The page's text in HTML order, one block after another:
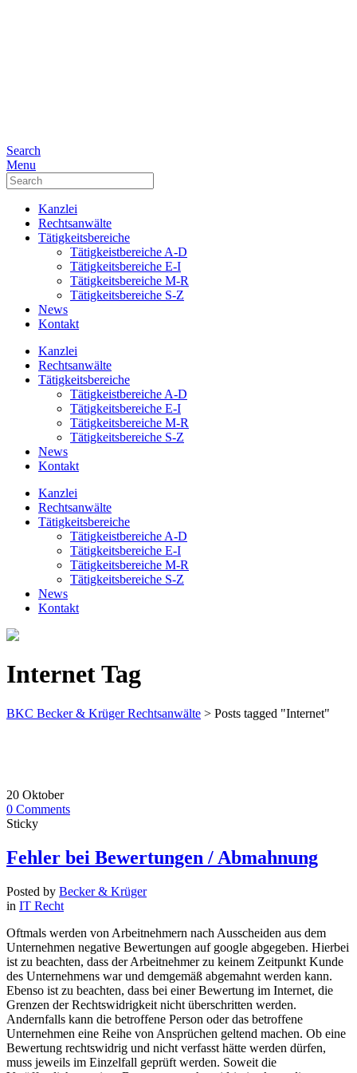
Search
Menu
Kanzlei
Rechtsanwälte
Tätigkeitsbereiche
Tätigkeistbereiche A-D
Tätigkeitsbereiche E-I
Tätigkeitsbereiche M-R
Tätigkeitsbereiche S-Z
News
Kontakt
Kanzlei
Rechtsanwälte
Tätigkeitsbereiche
Tätigkeistbereiche A-D
Tätigkeitsbereiche E-I
Tätigkeitsbereiche M-R
Tätigkeitsbereiche S-Z
News
Kontakt
Kanzlei
Rechtsanwälte
Tätigkeitsbereiche
Tätigkeistbereiche A-D
Tätigkeitsbereiche E-I
Tätigkeitsbereiche M-R
Tätigkeitsbereiche S-Z
News
Kontakt
Internet Tag
BKC Becker & Krüger Rechtsanwälte > Posts tagged "Internet"
20 Oktober
0 Comments
Sticky
Fehler bei Bewertungen / Abmahnung
Posted by Becker & Krüger
in IT Recht
Oftmals werden von Arbeitnehmern nach Ausscheiden aus dem
Unternehmen negative Bewertungen auf google abgegeben. Hierbei
ist zu beachten, dass der Arbeitnehmer zu keinem Zeitpunkt Kunde
des Unternehmens war und demgemäß abgemahnt werden kann.
Ebenso ist zu beachten, dass bei einer Bewertung im Internet, die
Grenzen der Rechtswidrigkeit nicht überschritten werden.
Andernfalls kann die betroffene Person oder das betroffene
Unternehmen eine Reihe von Ansprüchen geltend machen. Ob eine
Bewertung rechtswidrig und nicht verfasst hätte werden dürfen,
muss jeweils im Einzelfall geprüft werden. Soweit die